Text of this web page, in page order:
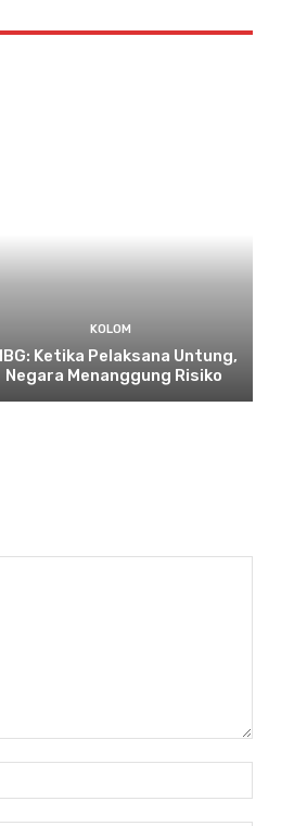
KOLOM
Ketika Pelaksana Untung,
Negara Menanggung Risiko